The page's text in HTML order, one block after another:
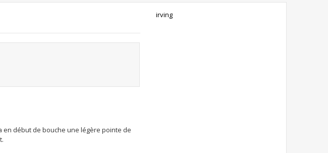
en début de bouche une légère pointe de
irving